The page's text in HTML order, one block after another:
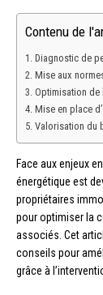
Contenu de
Diagnostic de
Mise aux
Optimisation de
Mise en place
Valorisation du
Face aux enjeux
énergétique est
propriétaires
pour optimiser la
associés. Cet
conseils pour
grâce à